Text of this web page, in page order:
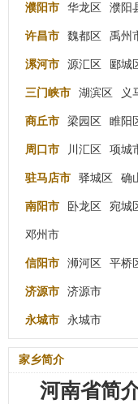
濮阳市 华龙区 濮阳
许昌市 魏都区 禹州
漯河市 源汇区 郾城
三门峡市 湖滨区 义
商丘市 梁园区 睢阳
周口市 川汇区 项城
驻马店市 驿城区 确
南阳市 卧龙区 宛城
邓州市
信阳市 浉河区 平桥
济源市 济源市
永城市 永城市
家乡简介
河南省简